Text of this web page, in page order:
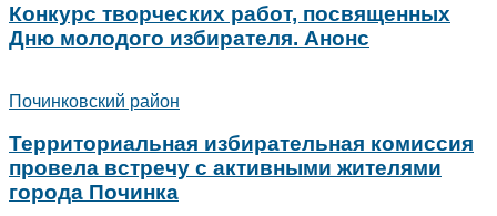
Конкурс творческих работ, посвященных
Дню молодого избирателя. Анонс
Починковский район
Территориальная избирательная комиссия
провела встречу с активными жителями
города Починка